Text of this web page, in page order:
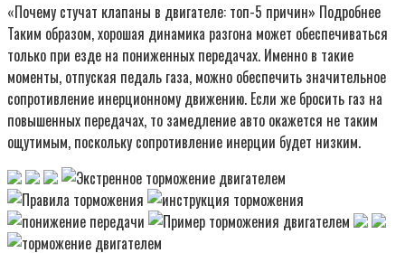
«Почему стучат клапаны в двигателе: топ-5 причин» Подробнее
Таким образом, хорошая динамика разгона может обеспечиваться
только при езде на пониженных передачах. Именно в такие
моменты, отпуская педаль газа, можно обеспечить значительное
сопротивление инерционному движению. Если же бросить газ на
повышенных передачах, то замедление авто окажется не таким
ощутимым, поскольку сопротивление инерции будет низким.